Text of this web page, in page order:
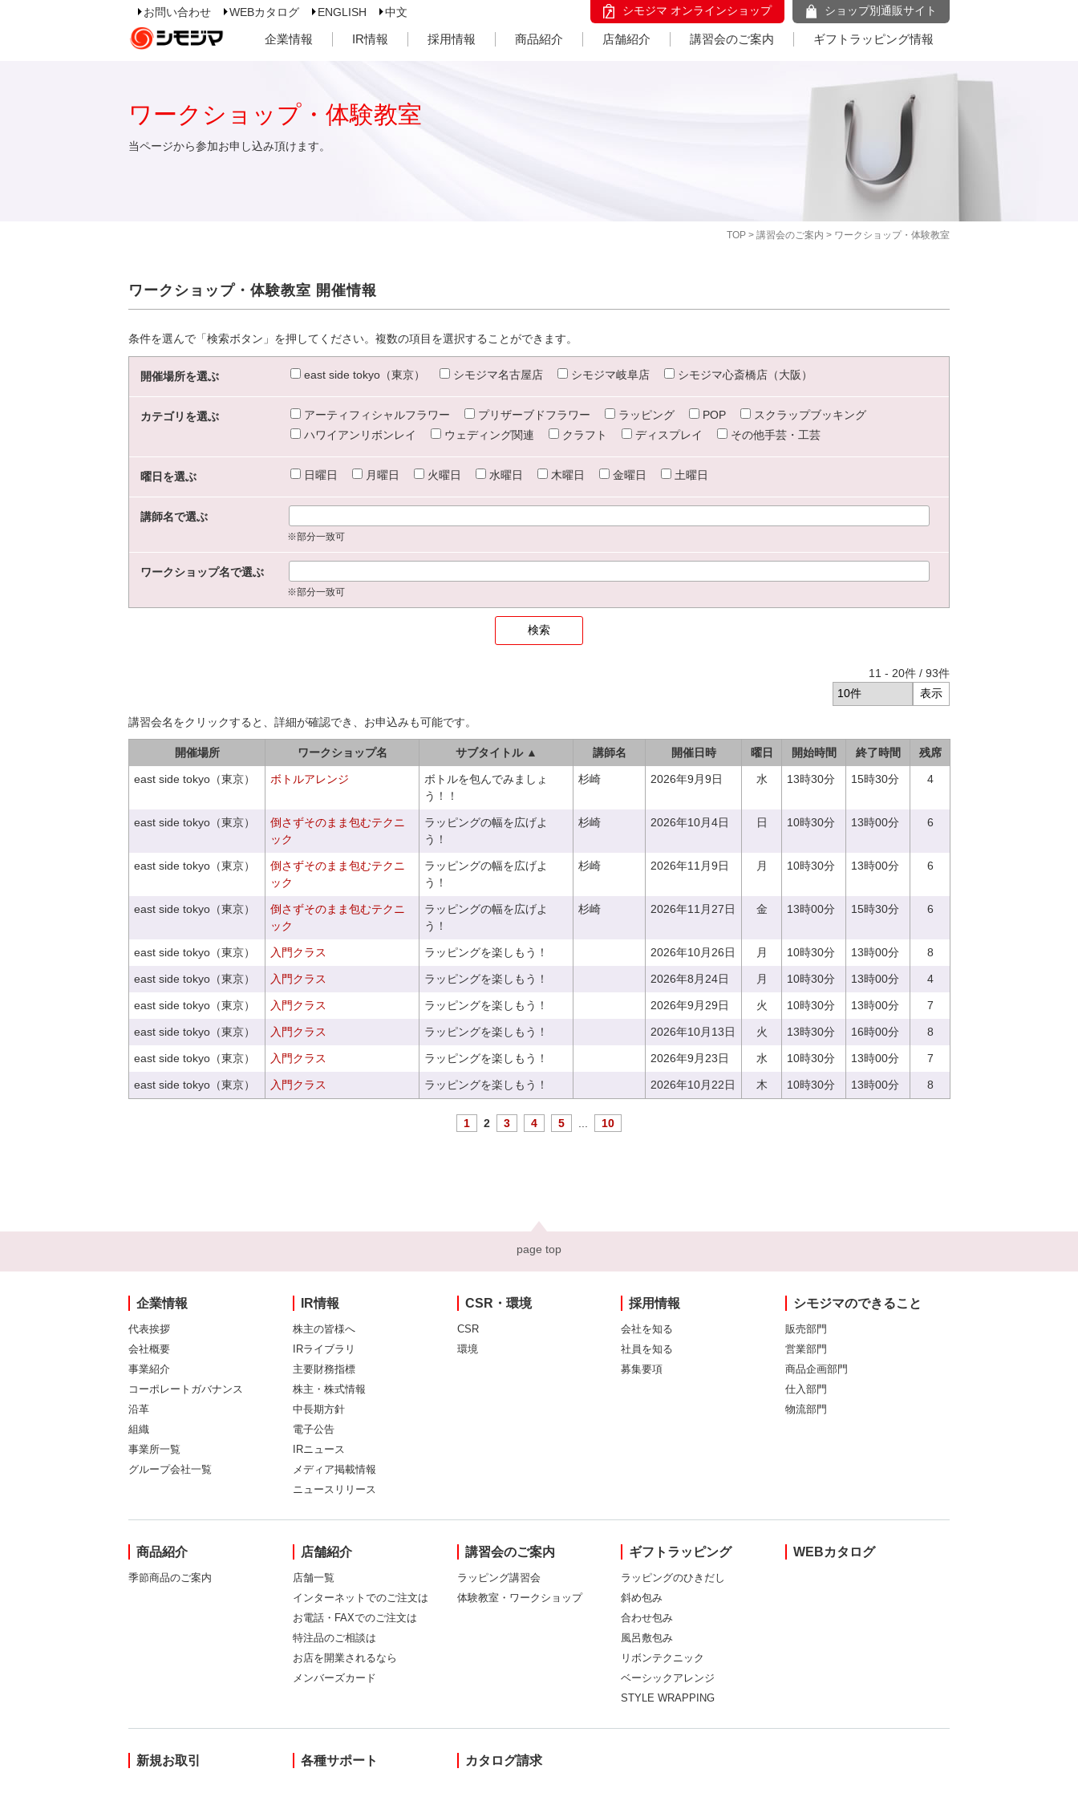
お問い合わせ WEBカタログ ENGLISH 中文 シモジマ オンラインショップ ショップ別通販サイト
企業情報 IR情報 採用情報 商品紹介 店舗紹介 講習会のご案内 ギフトラッピング情報
TOP > 講習会のご案内 > ワークショップ・体験教室
ワークショップ・体験教室
当ページから参加お申し込み頂けます。
ワークショップ・体験教室 開催情報
条件を選んで「検索ボタン」を押してください。複数の項目を選択することができます。
開催場所を選ぶ east side tokyo（東京） シモジマ名古屋店 シモジマ岐阜店 シモジマ心斎橋店（大阪）
カテゴリを選ぶ アーティフィシャルフラワー プリザーブドフラワー ラッピング POP
スクラップブッキング
ハワイアンリボンレイ
ウェディング関連 クラフト ディスプレイ その他手芸・工芸
曜日を選ぶ 日曜日 月曜日 火曜日 水曜日 木曜日 金曜日 土曜日
講師名で選ぶ
※部分一致可
ワークショップ名で選ぶ
※部分一致可
11 - 20件 / 93件
講習会名をクリックすると、詳細が確認でき、お申込みも可能です。
開催場所 ワークショップ名 サブタイトル ▲ 講師名 開催日時 曜日 開始時間 終了時間 残席
east side tokyo（東京） ボトルアレンジ
ボトルを包んでみましょ
う！！
杉崎 2026年9月9日 水 13時30分 15時30分 4
east side tokyo（東京）
倒さずそのまま包むテクニ
ック
ラッピングの幅を広げよ
う！
杉崎 2026年10月4日 日 10時30分 13時00分 6
east side tokyo（東京）
倒さずそのまま包むテクニ
ック
ラッピングの幅を広げよ
う！
杉崎 2026年11月9日 月 10時30分 13時00分 6
east side tokyo（東京）
倒さずそのまま包むテクニ
ック
ラッピングの幅を広げよ
う！
杉崎 2026年11月27日 金 13時00分 15時30分 6
east side tokyo（東京） 入門クラス ラッピングを楽しもう！ 2026年10月26日 月 10時30分 13時00分 8
east side tokyo（東京） 入門クラス ラッピングを楽しもう！ 2026年8月24日 月 10時30分 13時00分 4
east side tokyo（東京） 入門クラス ラッピングを楽しもう！ 2026年9月29日 火 10時30分 13時00分 7
east side tokyo（東京） 入門クラス ラッピングを楽しもう！ 2026年10月13日 火 13時30分 16時00分 8
east side tokyo（東京） 入門クラス ラッピングを楽しもう！ 2026年9月23日 水 10時30分 13時00分 7
east side tokyo（東京） 入門クラス ラッピングを楽しもう！ 2026年10月22日 木 10時30分 13時00分 8
1 2 3 4 5 10
page top
企業情報
代表挨拶
会社概要
事業紹介
コーポレートガバナンス
沿革
組織
事業所一覧
グループ会社一覧
IR情報
株主の皆様へ
IRライブラリ
主要財務指標
株主・株式情報
中長期方針
電子公告
IRニュース
メディア掲載情報
ニュースリリース
CSR・環境
CSR
環境
採用情報
会社を知る
社員を知る
募集要項
シモジマのできること
販売部門
営業部門
商品企画部門
仕入部門
物流部門
商品紹介
季節商品のご案内
店舗紹介
店舗一覧
インターネットでのご注文は
お電話・FAXでのご注文は
特注品のご相談は
お店を開業されるなら
メンバーズカード
講習会のご案内
ラッピング講習会
体験教室・ワークショップ
ギフトラッピング
ラッピングのひきだし
斜め包み
合わせ包み
風呂敷包み
リボンテクニック
ベーシックアレンジ
STYLE WRAPPING
WEBカタログ
新規お取引 各種サポート カタログ請求